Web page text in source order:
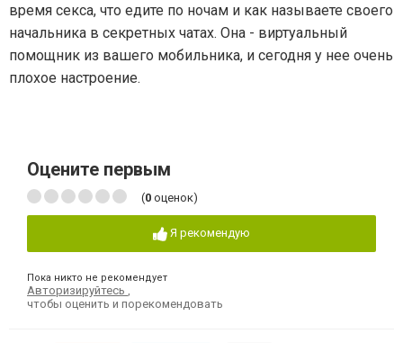
время секса, что едите по ночам и как называете своего
начальника в секретных чатах. Она - виртуальный
помощник из вашего мобильника, и сегодня у нее очень
плохое настроение.
Оцените первым
(0 оценок)
Я рекомендую
Пока никто не рекомендует
Авторизируйтесь
чтобы оценить и порекомендовать